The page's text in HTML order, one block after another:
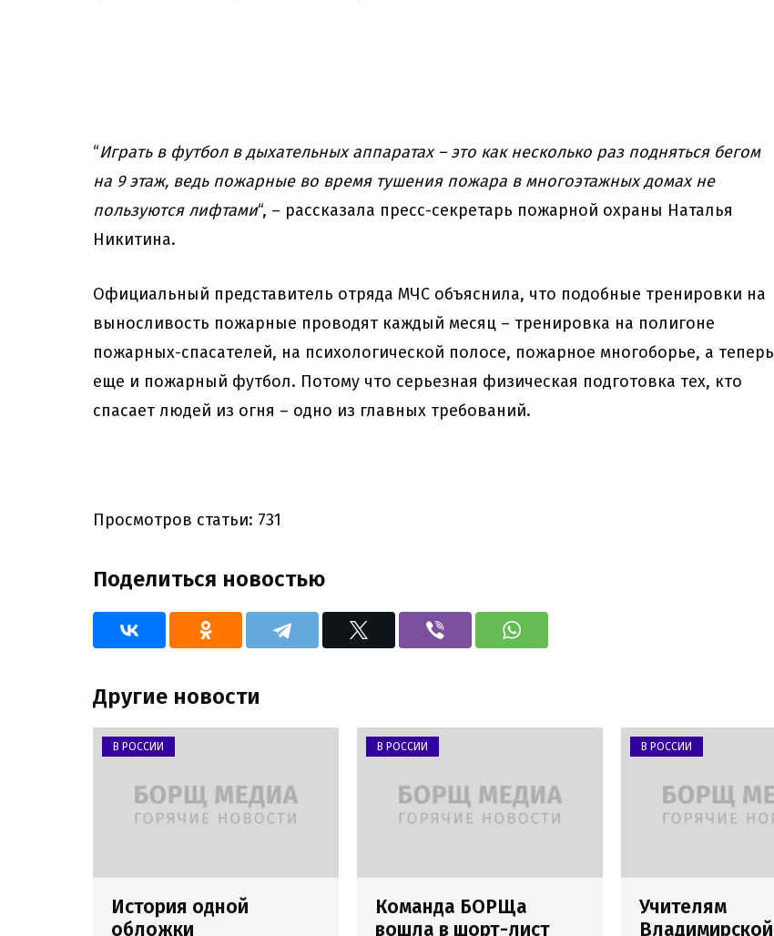
“Играть в футбол в дыхательных аппаратах – это как несколько раз подняться бегом
на 9 этаж, ведь пожарные во время тушения пожара в многоэтажных домах не
пользуются лифтами“, – рассказала пресс-секретарь пожарной охраны Наталья
Никитина.
Официальный представитель отряда МЧС объяснила, что подобные тренировки на
выносливость пожарные проводят каждый месяц – тренировка на полигоне
пожарных-спасателей, на психологической полосе, пожарное многоборье, а теперь
еще и пожарный футбол. Потому что серьезная физическая подготовка тех, кто
спасает людей из огня – одно из главных требований.
Просмотров статьи: 731
Поделиться новостью
Другие новости
В РОССИИ
История одной
обложки
В РОССИИ
Команда БОРЩа
вошла в шорт-лист
В РОССИИ
Учителям
Владимирской